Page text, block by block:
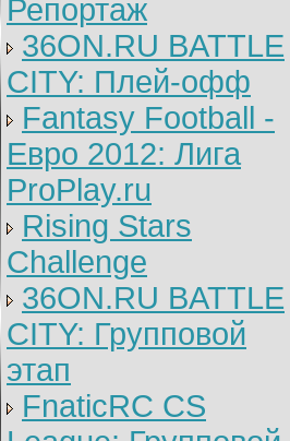
Репортаж
36ON.RU BATTLE
CITY: Плей-офф
Fantasy Football -
Евро 2012: Лига
ProPlay.ru
Rising Stars
Challenge
36ON.RU BATTLE
CITY: Групповой
этап
FnaticRC CS